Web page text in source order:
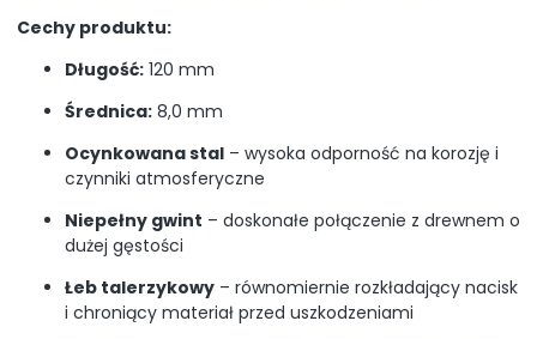
Cechy produktu:
Długość: 120 mm
Średnica: 8,0 mm
Ocynkowana stal – wysoka odporność na korozję i
czynniki atmosferyczne
Niepełny gwint – doskonałe połączenie z drewnem o
dużej gęstości
Łeb talerzykowy – równomiernie rozkładający nacisk
i chroniący materiał przed uszkodzeniami